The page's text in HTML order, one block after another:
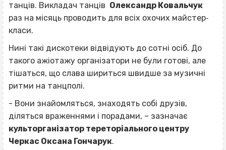
танців. Викладач танців Олександр Ковальчук
раз на місяць проводить для всіх охочих майстер‐
класи.
Нині такі дискотеки відвідують до сотні осіб. До
такого ажіотажу організатори не були готові, але
тішаться, що слава шириться швидше за музичні
ритми на танцполі.
- Вони знайомляться, знаходять собі друзів,
діляться враженнями і порадами, – зазначає
культорганізатор тереторіального центру
Черкас Оксана Гончарук.